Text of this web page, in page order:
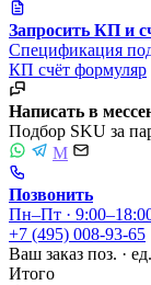
Запросить КП и
Спецификация
КП счёт формуляр
Написать в
Подбор SKU за
M
Позвонить
Пн–Пт ·
+7 (495) 008-93-65
Ваш заказ поз. · ед.
Итого